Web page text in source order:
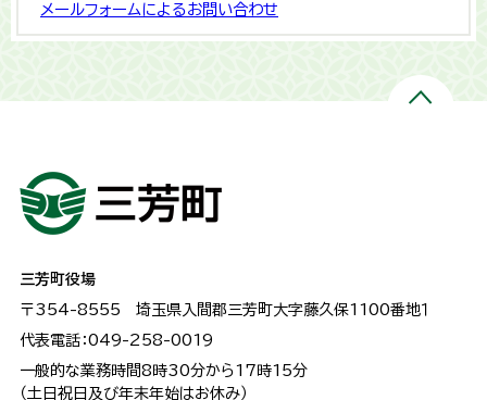
メールフォームによるお問い合わせ
三芳町役場
〒354-8555 埼玉県入間郡三芳町大字藤久保1100番地１
代表電話：049-258-0019
一般的な業務時間8時30分から17時15分
（土日祝日及び年末年始はお休み）